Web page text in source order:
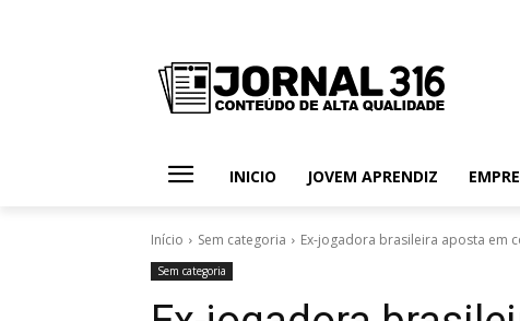
INICIO JOVEM APRENDIZ
Início Sem categoria Ex-jogadora brasileira aposta em
Sem categoria